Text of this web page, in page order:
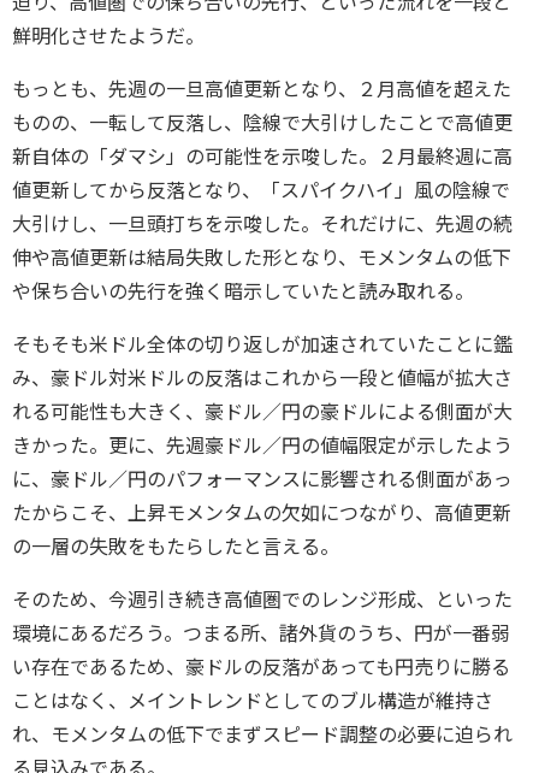
鮮明化させたようだ。
もっとも、先週の一旦高値更新となり、２月高値を超えた
ものの、一転して反落し、陰線で大引けしたことで高値更
新自体の「ダマシ」の可能性を示唆した。２月最終週に高
値更新してから反落となり、「スパイクハイ」風の陰線で
大引けし、一旦頭打ちを示唆した。それだけに、先週の続
伸や高値更新は結局失敗した形となり、モメンタムの低下
や保ち合いの先行を強く暗示していたと読み取れる。
そもそも米ドル全体の切り返しが加速されていたことに鑑
み、豪ドル対米ドルの反落はこれから一段と値幅が拡大さ
れる可能性も大きく、豪ドル／円の豪ドルによる側面が大
きかった。更に、先週豪ドル／円の値幅限定が示したよう
に、豪ドル／円のパフォーマンスに影響される側面があっ
たからこそ、上昇モメンタムの欠如につながり、高値更新
の一層の失敗をもたらしたと言える。
そのため、今週引き続き高値圏でのレンジ形成、といった
環境にあるだろう。つまる所、諸外貨のうち、円が一番弱
い存在であるため、豪ドルの反落があっても円売りに勝る
ことはなく、メイントレンドとしてのブル構造が維持さ
れ、モメンタムの低下でまずスピード調整の必要に迫られ